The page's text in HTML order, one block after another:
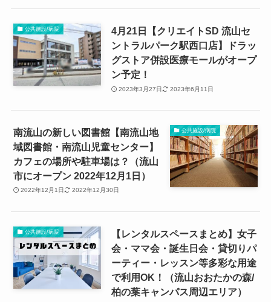
公共施設/病院
4月21日【クリエイトSD 流山セ
ントラルパーク駅西口店】ドラッ
グストア併設医療モールがオープ
ン予定！
2023年3月27日 2023年6月11日
公共施設/病院
南流山の新しい図書館【南流山地
域図書館・南流山児童センター】
カフェの場所や駐車場は？（流山
市にオープン 2022年12月1日）
2022年12月1日 2022年12月30日
公共施設/病院
【レンタルスペースまとめ】女子
会・ママ会・誕生日会・貸切りパ
ーティー・レッスン等多彩な用途
で利用OK！（流山おおたかの森/
柏の葉キャンパス周辺エリア）